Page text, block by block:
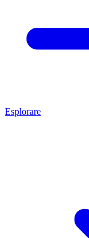
Esplorare